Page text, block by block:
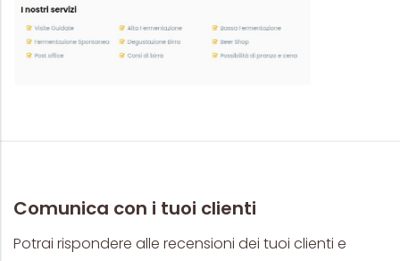
Comunica con i tuoi clienti
Potrai rispondere alle recensioni dei tuoi clienti e